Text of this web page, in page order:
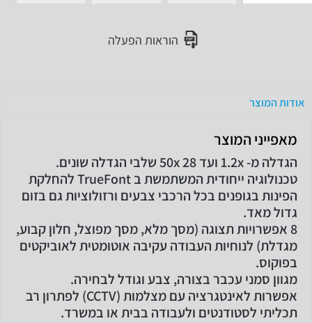
הוראות הפעלה
אודות המוצר
מאפייני המוצר
הגדלה מ- 1.2x ועד 50x 28 שלבי הגדלה שונים.
טכנולוגיה ייחודית המשתמשת ב TrueFont להחלקת
הפינות בגופנים בכל הרכבי צבעים ורזולוציות גם בזום
גדול מאד.
8 אפשרויות תצוגה (מסך מלא, מסך מפוצל, חלון קבוע,
מגדלת) לנוחיות העבודה עקיבה אוטומטית לאוביקטים
בפוקוס.
מגוון סמני עכבר בצורה, צבע וגודל לבחירה.
אפשרות לאינטגרציה עם מצלמות (CCTV) לפתרון רב
תכליתי לסטודנטים ולעבודה בבית או במשרד.